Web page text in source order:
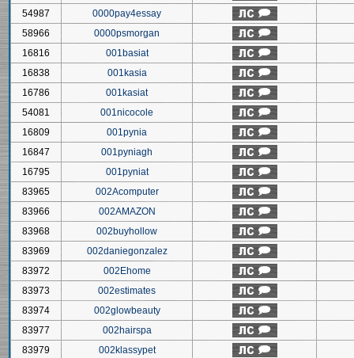
54987
0000pay4essay
58966
0000psmorgan
16816
001basiat
16838
001kasia
16786
001kasiat
54081
001nicocole
16809
001pynia
16847
001pyniagh
16795
001pyniat
83965
002Acomputer
83966
002AMAZON
83968
002buyhollow
83969
002daniegonzalez
83972
002Ehome
83973
002estimates
83974
002glowbeauty
83977
002hairspa
83979
002klassypet